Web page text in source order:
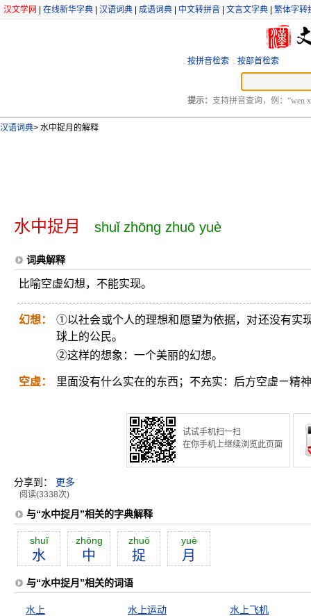
汉文学网 在线新华字典 汉语词典 成语词典 中文转拼音 文言文字典 繁体字转
按拼音检索 按部首检索
提示： 支持拼音查询，例：“wen
汉语词典> 水中捉月的解释
水中捉月 shuǐ zhōng zhuō yuè
词典解释
比喻空虚幻想，不能实现。
幻想：
①以社会或个人的理想和愿望为依据，对还没有实
球上的公民。
②这样的想象：一个美丽的幻想。
空虚： 里面没有什么实在的东西；不充实：后方空虚ㄧ精
试试手机扫一扫
在你手机上继续浏览此页面
分享到： 更多
阅读(3338次)
与“水中捉月”相关的字典解释
shuĭ
水
zhōng
中
zhuō
捉
yuè
月
与“水中捉月”相关的词语
水上 水上运动
水上飞机